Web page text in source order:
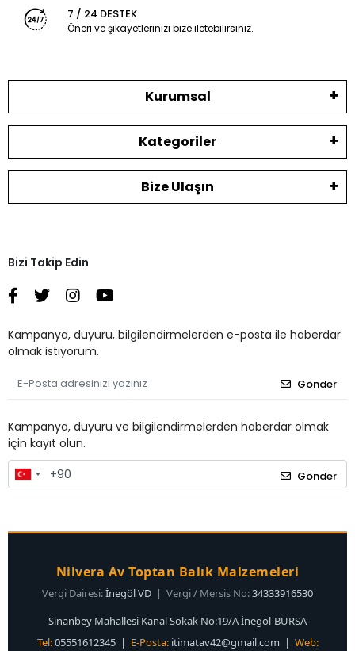
7 / 24 DESTEK
Öneri ve şikayetlerinizi bize iletebilirsiniz.
Kurumsal
Kategoriler
Bize Ulaşın
Bizi Takip Edin
Kampanya, duyuru, bilgilendirmelerden e-posta ile haberdar
olmak istiyorum.
Gönder
Kampanya, duyuru ve bilgilendirmelerden haberdar olmak
için kayıt olun.
Gönder
Nilvera Av Toptan Balık Malzemeleri
Vergi Dairesi:İnegöl VD | Vergi / Mersis No:34333916530
Sinanbey Mahallesi Kanal Sokak No:19/A İnegöl-BURSA
Tel:05551612345 | E-Posta: itimatav42@gmail.com | Web: